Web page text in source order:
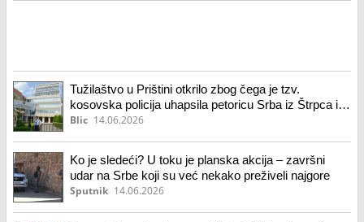
Tužilaštvo u Prištini otkrilo zbog čega je tzv.
kosovska policija uhapsila petoricu Srba iz Štrpca i
Gnjilana (video)
Blic 14.06.2026
Ko je sledeći? U toku je planska akcija – završni
udar na Srbe koji su već nekako preživeli najgore
Sputnik 14.06.2026